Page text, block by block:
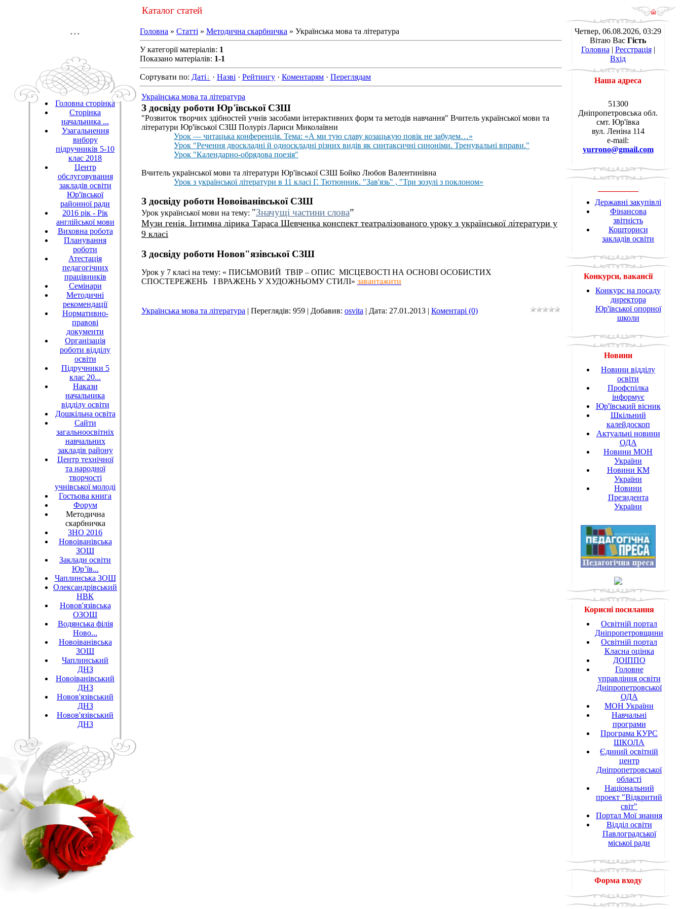
...
Головна сторінка
Сторінка
начальника ...
Узагальнення
вибору
підручників 5-10
клас 2018
Центр
обслуговування
закладів освіти
Юр'ївської
районної ради
2016 рік - Рік
англійської мови
Виховна робота
Планування
роботи
Атестація
педагогічних
працівників
Семінари
Методичні
рекомендації
Нормативно-
правові
документи
Організація
роботи відділу
освіти
Підручники 5
клас 20...
Накази
начальника
відділу освіти
Дошкільна освіта
Сайти
загальноосвітніх
навчальних
закладів району
Центр технічної
та народної
творчості
учнівської молоді
Гостьова книга
Форум
Методична
скарбничка
ЗНО 2016
Новоіванівська
ЗОШ
Заклади освіти
Юр’їв...
Чаплинська ЗОШ
Олександрівський
НВК
Новов'язівська
ОЗОШ
Водянська філія
Ново...
Новоіванівська
ЗОШ
Чаплинський
ДНЗ
Новоіванівський
ДНЗ
Новов'язівський
ДНЗ
Новов'язівський
ДНЗ
Каталог статей
Головна » Статті » Методична скарбничка » Українська мова та література
У категорії матеріалів: 1
Показано матеріалів: 1-1
Сортувати по: Даті · Назві · Рейтингу · Коментарям · Переглядам
Українська мова та література
З досвіду роботи Юр'ївської СЗШ
"Розвиток творчих здібностей учнів засобами інтерактивних форм та методів навчання" Вчитель української мови та
літератури Юр'ївської СЗШ Полуріз Лариси Миколаївни
Урок ― читацька конференція. Тема: «А ми тую славу козацькую повік не забудем…»
Урок "Речення двоскладні й односкладні різних видів як синтаксичні синоніми. Тренувальні вправи."
Урок "Календарно-обрядова поезія"
Вчитель української мови та літератури Юр'ївської СЗШ Бойко Любов Валентинівна
Урок з української літератури в 11 класі Г. Тютюнник. "Зав'язь" , "Три зозулі з поклоном»
З досвіду роботи Новоіванівської СЗШ
Урок української мови на тему: "Значущі частини слова”
Музи генія. Інтимна лірика Тараса Шевченка конспект театралізованого уроку з української літератури у
9 класі
З досвіду роботи Новов"язівської СЗШ
Урок у 7 класі на тему: « ПИСЬМОВИЙ ТВІР – ОПИС МІСЦЕВОСТІ НА ОСНОВІ ОСОБИСТИХ
СПОСТЕРЕЖЕНЬ І ВРАЖЕНЬ У ХУДОЖНЬОМУ СТИЛІ» завантажити
Українська мова та література | Переглядів: 959 | Добавив: osvita | Дата: 27.01.2013 | Коментарі (0)
Четвер, 06.08.2026, 03:29
Вітаю Вас Гість
Головна | Реєстрація|
Вхід
Наша адреса
51300
Дніпропетровська обл.
смт. Юр'ївка
вул. Леніна 114
e-mail:
yurrono@gmail.com
Державні закупівлі
Фінансова
звітність
Кошториси
закладів освіти
Конкурси, вакансії
Конкурс на посаду
директора
Юр'ївської опорної
школи
Новини
Новини відділу
освіти
Профспілка
інформує
Юр'ївський вісник
Шкільний
калейдоскоп
Актуальні новини
ОДА
Новини МОН
України
Новини КМ
України
Новини
Президента
України
Корисні посилання
Освітній портал
Дніпропетровщини
Освітній портал
Класна оцінка
ДОІППО
Головне
управління освіти
Дніпропетровської
ОДА
МОН України
Навчальні
програми
Програма КУРС
ШКОЛА
Єдиний освітній
центр
Дніпропетровської
області
Національний
проект "Відкритий
світ"
Портал Мої знання
Відділ освіти
Павлоградської
міської ради
Форма входу